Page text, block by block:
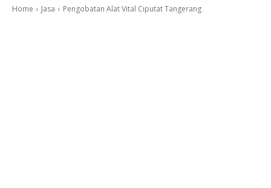
Home Jasa Pengobatan Alat Vital Ciputat Tangerang